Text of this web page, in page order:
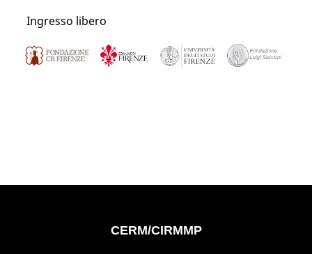
Ingresso libero
CERM/CIRMMP